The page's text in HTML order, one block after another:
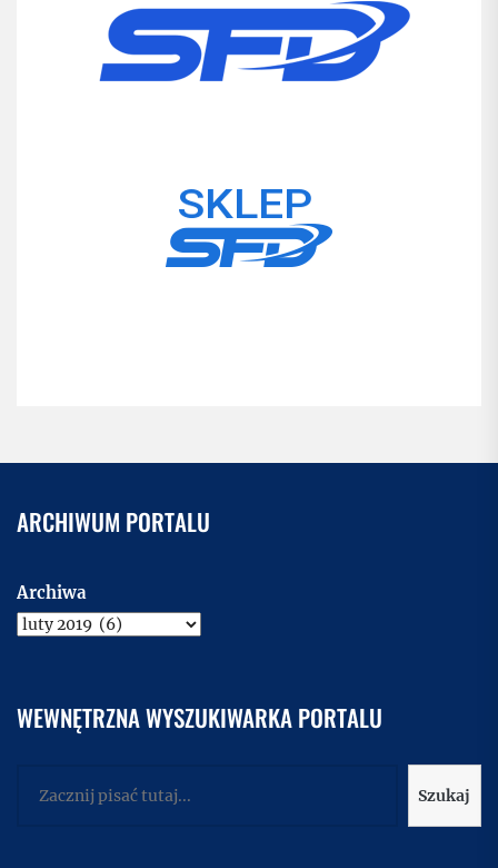
ARCHIWUM PORTALU
Archiwa
WEWNĘTRZNA WYSZUKIWARKA PORTALU
Szukaj